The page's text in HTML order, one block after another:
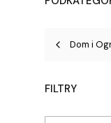
Dom i
FILTRY